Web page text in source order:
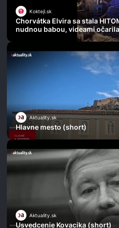
Koktejl.sk
Chorvátka Elvira sa stala
nudnou babou, videami
Aktuality.sk
Hlavne mesto (short)
Aktuality.sk
Usvedcenie Kovacika (short)